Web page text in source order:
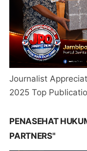
Journalist
2025 Top
PENASEHAT
PARTNERS"